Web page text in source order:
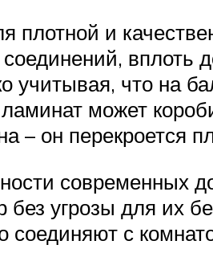
плотной и
вплоть
что на
может
– он перекроется
современных
без угрозы для их
соединяют с